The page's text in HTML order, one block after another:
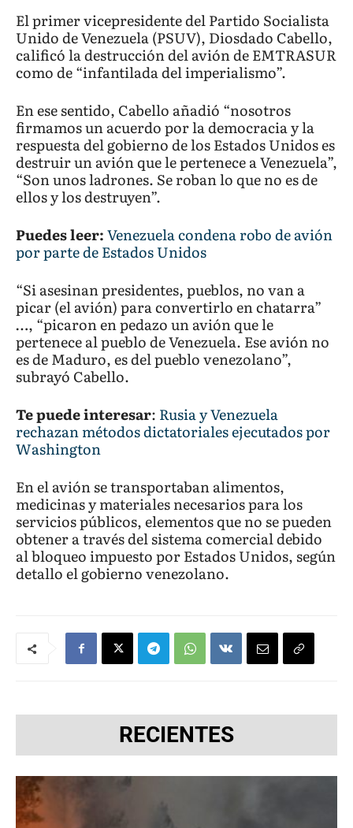
El primer vicepresidente del Partido Socialista
Unido de Venezuela (PSUV), Diosdado Cabello,
calificó la destrucción del avión de EMTRASUR
como de “infantilada del imperialismo”.
En ese sentido, Cabello añadió “nosotros
firmamos un acuerdo por la democracia y la
respuesta del gobierno de los Estados Unidos es
destruir un avión que le pertenece a Venezuela”,
“Son unos ladrones. Se roban lo que no es de
ellos y los destruyen”.
Puedes leer:Venezuela condena robo de avión
por parte de Estados Unidos
“Si asesinan presidentes, pueblos, no van a
picar (el avión) para convertirlo en chatarra”
…, “picaron en pedazo un avión que le
pertenece al pueblo de Venezuela. Ese avión no
es de Maduro, es del pueblo venezolano”,
subrayó Cabello.
Te puede interesar: Rusia y Venezuela
rechazan métodos dictatoriales ejecutados por
Washington
En el avión se transportaban alimentos,
medicinas y materiales necesarios para los
servicios públicos, elementos que no se pueden
obtener a través del sistema comercial debido
al bloqueo impuesto por Estados Unidos, según
detallo el gobierno venezolano.
RECIENTES